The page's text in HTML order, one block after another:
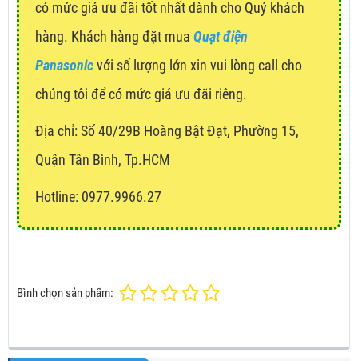
có mức giá ưu đãi tốt nhất dành cho Quý khách
hàng. Khách hàng đặt mua Quạt điện
Panasonicvới số lượng lớn xin vui lòng call cho
chúng tôi để có mức giá ưu đãi riêng.
Địa chỉ: Số 40/29B Hoàng Bật Đạt, Phường 15,
Quận Tân Bình, Tp.HCM
Hotline: 0977.9966.27
Bình chọn sản phẩm: